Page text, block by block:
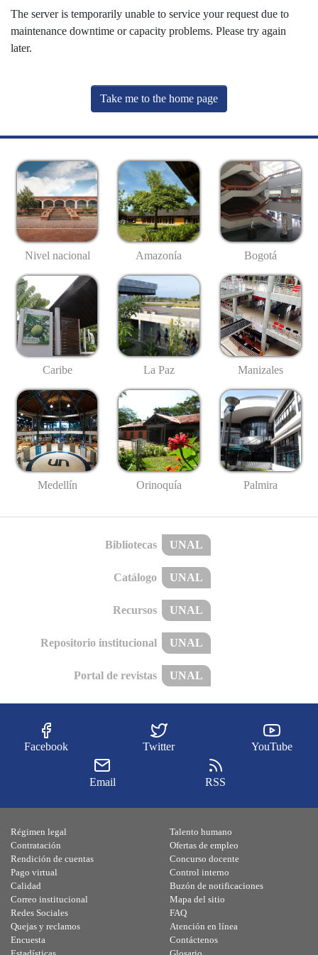
The server is temporarily unable to service your request due to
maintenance downtime or capacity problems. Please try again
later.
Take me to the home page
Nivel nacional Amazonía Bogotá
Caribe La Paz Manizales
Medellín Orinoquía Palmira
Bibliotecas UNAL
Catálogo UNAL
Recursos UNAL
Repositorio institucional UNAL
Portal de revistas UNAL
Facebook Twitter YouTube
Email RSS
Régimen legal
Contratación
Rendición de cuentas
Pago virtual
Calidad
Talento humano
Ofertas de empleo
Concurso docente
Control interno
Buzón de notificaciones
Correo institucional
Redes Sociales
Quejas y reclamos
Encuesta
Mapa del sitio
FAQ
Atención en línea
Contáctenos